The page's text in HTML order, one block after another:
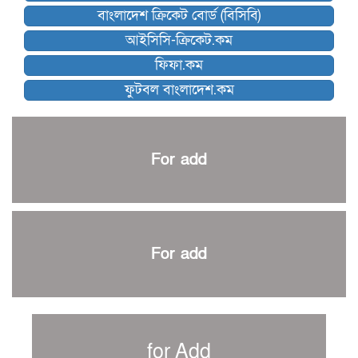
কিউট-ডিআরইউ দাবায় মোরসালিন চ্যাম্পিয়ন
ব্রাদার্সকে হারিয়ে ফাইনালে মোহামেডান
নেইমারকে নিয়েই বিশ্বকাপে ব্রাজিলের প্রাথমিক স্কোয়াড
আর্জেন্টিনার ৫৫ সদস্যের প্রাথমিক দল ঘোষণা
পাকিস্তানের বিপক্ষে ঐতিহাসিক জয়ে ক্রীড়া প্রতিমন্ত্রীর অভিনন্দন
শান্ত-মুমিনুলদের ব্যাটে প্রথম দিন বাংলাদেশের
প্রচার বিমুখ এক ক্রীড়া অন্তপ্রাণ সংগঠক
সাফের হ্যাটট্রিক মিশনে থাইল্যান্ডের পথে আফঈদারা
বাংলাদেশ ক্রিকেট বোর্ড (বিসিবি)
আইসিসি-ক্রিকেট.কম
ফিফা.কম
ফুটবল বাংলাদেশ.কম
For add
For add
for Add